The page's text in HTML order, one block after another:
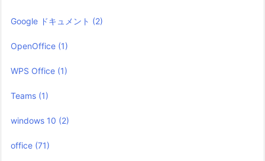
Google ドキュメント (2)
OpenOffice (1)
WPS Office (1)
Teams (1)
windows 10 (2)
office (71)